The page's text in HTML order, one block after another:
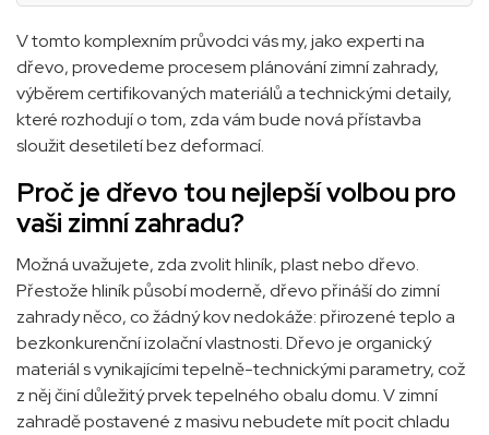
V tomto komplexním průvodci vás my, jako experti na
dřevo, provedeme procesem plánování zimní zahrady,
výběrem certifikovaných materiálů a technickými detaily,
které rozhodují o tom, zda vám bude nová přístavba
sloužit desetiletí bez deformací.
Proč je dřevo tou nejlepší volbou pro
vaši zimní zahradu?
Možná uvažujete, zda zvolit hliník, plast nebo dřevo.
Přestože hliník působí moderně, dřevo přináší do zimní
zahrady něco, co žádný kov nedokáže: přirozené teplo a
bezkonkurenční izolační vlastnosti. Dřevo je organický
materiál s vynikajícími tepelně-technickými parametry, což
z něj činí důležitý prvek tepelného obalu domu. V zimní
zahradě postavené z masivu nebudete mít pocit chladu